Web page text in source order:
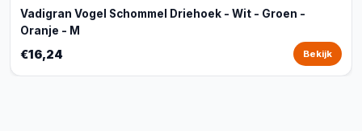
Vadigran Vogel Schommel Driehoek - Wit - Groen -
Oranje - M
€16,24 Bekijk